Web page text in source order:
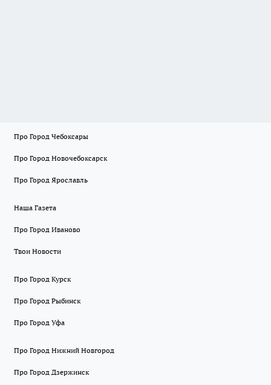
Про Город Чебоксары
Про Город Новочебоксарск
Про Город Ярославль
Наша Газета
Про Город Иваново
Твои Новости
Про Город Курск
Про Город Рыбинск
Про Город Уфа
Про Город Нижний Новгород
Про Город Дзержинск